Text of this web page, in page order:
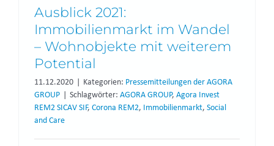
Ausblick 2021:
Immobilienmarkt im Wandel
– Wohnobjekte mit weiterem
Potential
11.12.2020 | Kategorien: Pressemitteilungen der AGORA
GROUP | Schlagwörter: AGORA GROUP, Agora Invest
REM2 SICAV SIF, Corona REM2, Immobilienmarkt, Social
and Care